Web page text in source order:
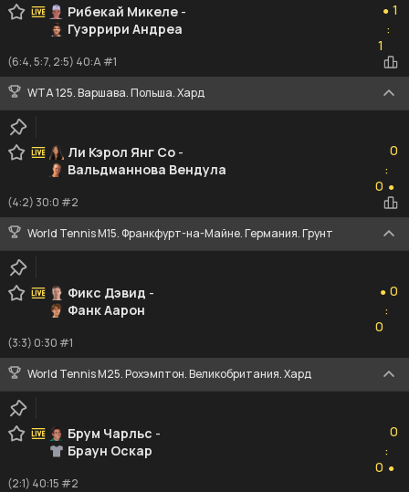
Рибекай Микеле -
Гуэррири Андреа
● 1
:
1
(6:4, 5:7, 2:5) 40:A #1
WTA 125. Варшава. Польша. Хард
Ли Кэрол Янг Со -
Вальдманнова Вендула
0
:
0 ●
(4:2) 30:0 #2
World Tennis M15. Франкфурт-на-Майне. Германия. Грунт
Фикс Дэвид -
Фанк Аарон
● 0
:
0
(3:3) 0:30 #1
World Tennis M25. Рохэмптон. Великобритания. Хард
Брум Чарльс -
Браун Оскар
0
:
0 ●
(2:1) 40:15 #2